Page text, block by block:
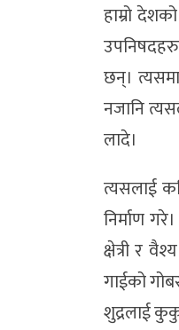
हाम्रो
छन्।
नजानि
लादे।
त्यसलाई
निर्माण
क्षेत्री र
गाईको
शुद्रलाई